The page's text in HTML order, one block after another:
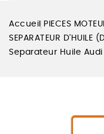
Accueil
PIECES
SEPARATEUR D'HUILE
Separateur Huile